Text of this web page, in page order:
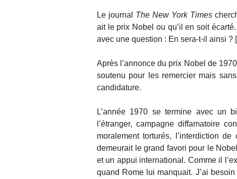
Le journal The New York Times
ait le prix Nobel ou qu’il en soit
avec une question : En sera-t-il ainsi ? [
Après l’annonce du prix Nobel de
soutenu pour les remercier mais
candidature.
L’année 1970 se termine avec un
l’étranger, campagne diffamatoire
moralement torturés, l’interdiction
demeurait le grand favori pour le
et un appui international. Comme il
quand Rome lui manquait. J’ai